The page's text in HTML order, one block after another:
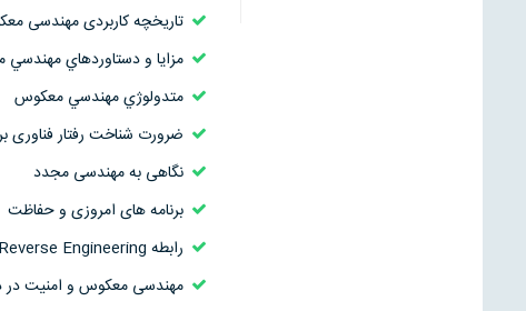
تاریخچه کاربردی مهندسی
مزايا و دستاوردهاي
متدولوژي مهندسي معكوس
ضرورت شناخت رفتار فناوری
نگاهی به مهندسی مجدد
برنامه های امروزی و حفاظت
رابطه Reverse Engineering و Assembly.
مهندسی معکوس و امنیت در